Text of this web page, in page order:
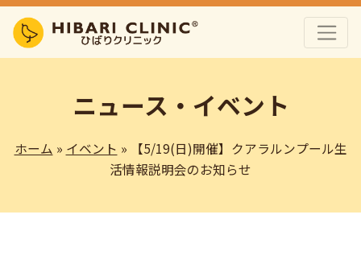
ニュース・イベント
ホーム » イベント » 【5/19(日)開催】クアラルンプール生
活情報説明会のお知らせ